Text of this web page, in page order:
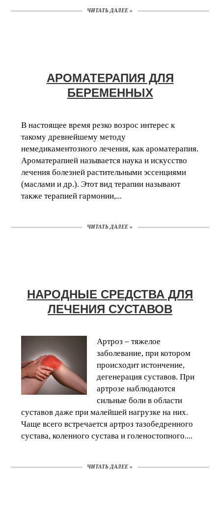
ЧИТАТЬ ДАЛЕЕ »
АРОМАТЕРАПИЯ ДЛЯ
БЕРЕМЕННЫХ
В настоящее время резко возрос интерес к
такому древнейшему методу
немедикаментозиого лечения, как ароматерапия.
Ароматерапией называется наука и искусство
лечения болезней растительными эссенциями
(маслами и др.). Этот вид терапии называют
также терапией гармонии,...
ЧИТАТЬ ДАЛЕЕ »
НАРОДНЫЕ СРЕДСТВА ДЛЯ
ЛЕЧЕНИЯ СУСТАВОВ
Артроз – тяжелое
заболевание, при котором
происходит истончение,
дегенерация суставов. При
артрозе наблюдаются
сильные боли в области
суставов даже при малейшей нагрузке на них.
Чаще всего встречается артроз тазобедренного
сустава, коленного сустава и голеностопного....
ЧИТАТЬ ДАЛЕЕ »